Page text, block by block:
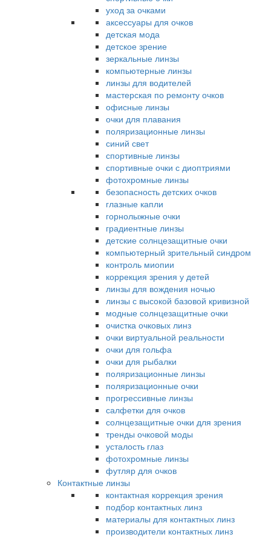
уход за очками
аксессуары для очков
детская мода
детское зрение
зеркальные линзы
компьютерные линзы
линзы для водителей
мастерская по ремонту очков
офисные линзы
очки для плавания
поляризационные линзы
синий свет
спортивные линзы
спортивные очки с диоптриями
фотохромные линзы
безопасность детских очков
глазные капли
горнолыжные очки
градиентные линзы
детские солнцезащитные очки
компьютерный зрительный синдром
контроль миопии
коррекция зрения у детей
линзы для вождения ночью
линзы с высокой базовой кривизной
модные солнцезащитные очки
очистка очковых линз
очки виртуальной реальности
очки для гольфа
очки для рыбалки
поляризационные линзы
поляризационные очки
прогрессивные линзы
салфетки для очков
солнцезащитные очки для зрения
тренды очковой моды
усталость глаз
фотохромные линзы
футляр для очков
Контактные линзы
контактная коррекция зрения
подбор контактных линз
материалы для контактных линз
производители контактных линз